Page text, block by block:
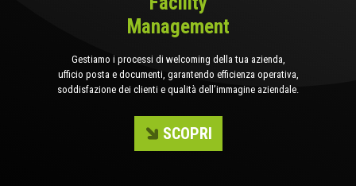
Management
Gestiamo i processi di welcoming della tua azienda,
ufficio posta e documenti, garantendo efficienza operativa,
soddisfazione dei clienti e qualità dell’immagine aziendale.
SCOPRI